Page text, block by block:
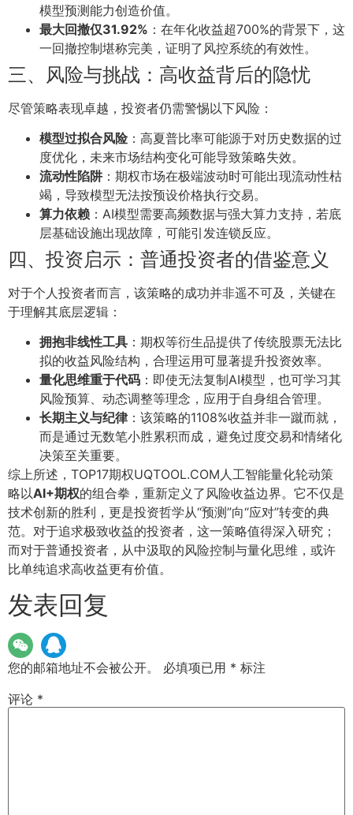
模型预测能力创造价值。
最大回撤仅31.92% ：在年化收益超700%的背景下，这
一回撤控制堪称完美，证明了风控系统的有效性。
三、风险与挑战：高收益背后的隐忧
尽管策略表现卓越，投资者仍需警惕以下风险：
模型过拟合风险：高夏普比率可能源于对历史数据的过
度优化，未来市场结构变化可能导致策略失效。
流动性陷阱 ：期权市场在极端波动时可能出现流动性枯
竭，导致模型无法按预设价格执行交易。
算力依赖 ：AI模型需要高频数据与强大算力支持，若底
层基础设施出现故障，可能引发连锁反应。
四、投资启示：普通投资者的借鉴意义
对于个人投资者而言，该策略的成功并非遥不可及，关键在
于理解其底层逻辑：
拥抱非线性工具 ：期权等衍生品提供了传统股票无法比
拟的收益风险结构，合理运用可显著提升投资效率。
量化思维重于代码 ：即使无法复制AI模型，也可学习其
风险预算、动态调整等理念，应用于自身组合管理。
长期主义与纪律：该策略的1108%收益并非一蹴而就，
而是通过无数笔小胜累积而成，避免过度交易和情绪化
决策至关重要。
综上所述，TOP17期权UQTOOL.COM人工智能量化轮动策
略以AI+期权的组合拳，重新定义了风险收益边界。它不仅是
技术创新的胜利，更是投资哲学从“预测”向“应对”转变的典
范。对于追求极致收益的投资者，这一策略值得深入研究；
而对于普通投资者，从中汲取的风险控制与量化思维，或许
比单纯追求高收益更有价值。
发表回复
您的邮箱地址不会被公开。 必填项已用 * 标注
评论 *